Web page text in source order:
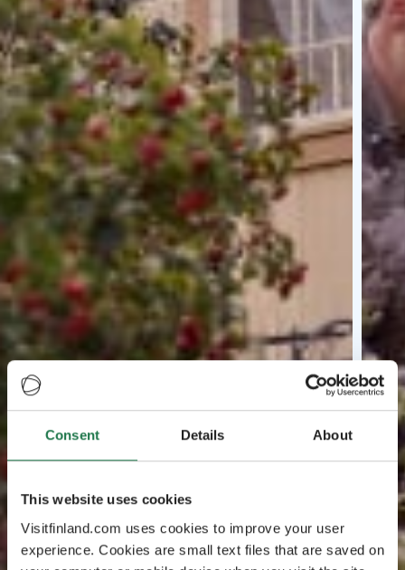
Consent Details About
This website uses cookies
Visitfinland.com uses cookies to improve your user
experience. Cookies are small text files that are saved on